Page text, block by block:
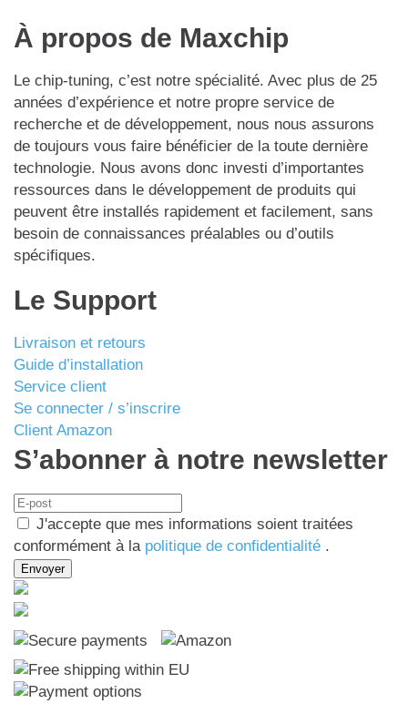
À propos de Maxchip
Le chip-tuning, c’est notre spécialité. Avec plus de 25
années d’expérience et notre propre service de
recherche et de développement, nous nous assurons
de toujours vous faire bénéficier de la toute dernière
technologie. Nous avons donc investi d’importantes
ressources dans le développement de produits qui
peuvent être installés rapidement et facilement, sans
besoin de connaissances préalables ou d’outils
spécifiques.
Le Support
Livraison et retours
Guide d’installation
Service client
Se connecter / s’inscrire
Client Amazon
S’abonner à notre newsletter
J'accepte que mes informations soient traitées
conformément à la politique de confidentialité .